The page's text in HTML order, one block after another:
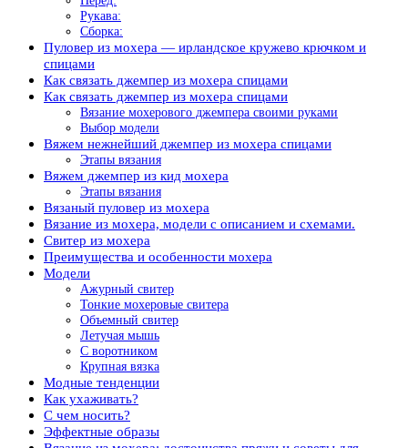
Рукава:
Сборка:
Пуловер из мохера — ирландское кружево крючком и
спицами
Как связать джемпер из мохера спицами
Как связать джемпер из мохера спицами
Вязание мохерового джемпера своими руками
Выбор модели
Вяжем нежнейший джемпер из мохера спицами
Этапы вязания
Вяжем джемпер из кид мохера
Этапы вязания
Вязаный пуловер из мохера
Вязание из мохера, модели с описанием и схемами.
Свитер из мохера
Преимущества и особенности мохера
Модели
Ажурный свитер
Тонкие мохеровые свитера
Объемный свитер
Летучая мышь
С воротником
Крупная вязка
Модные тенденции
Как ухаживать?
С чем носить?
Эффектные образы